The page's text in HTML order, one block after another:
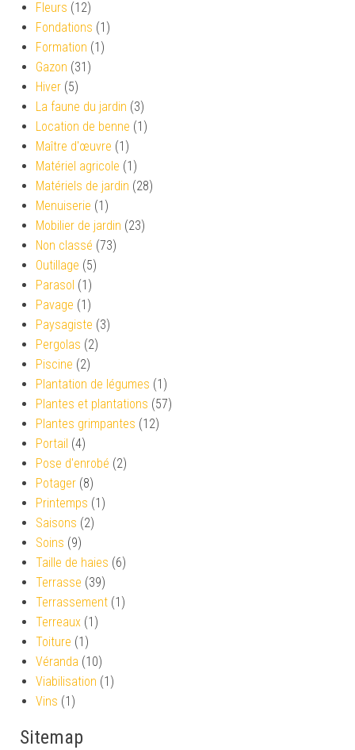
Fleurs (12)
Fondations (1)
Formation (1)
Gazon (31)
Hiver (5)
La faune du jardin (3)
Location de benne (1)
Maître d'œuvre (1)
Matériel agricole (1)
Matériels de jardin (28)
Menuiserie (1)
Mobilier de jardin (23)
Non classé (73)
Outillage (5)
Parasol (1)
Pavage (1)
Paysagiste (3)
Pergolas (2)
Piscine (2)
Plantation de légumes (1)
Plantes et plantations (57)
Plantes grimpantes (12)
Portail (4)
Pose d'enrobé (2)
Potager (8)
Printemps (1)
Saisons (2)
Soins (9)
Taille de haies (6)
Terrasse (39)
Terrassement (1)
Terreaux (1)
Toiture (1)
Véranda (10)
Viabilisation (1)
Vins (1)
Sitemap